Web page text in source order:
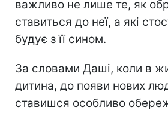
важливо не лише те, як
ставиться до неї, а які
будує з її сином.
За словами Даші, коли в
дитина, до появи нових
ставишся особливо